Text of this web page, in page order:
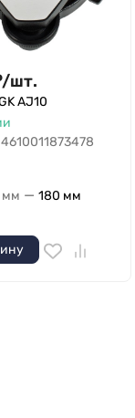
/шт.
AJ10
4610011873478
мм — 180 мм